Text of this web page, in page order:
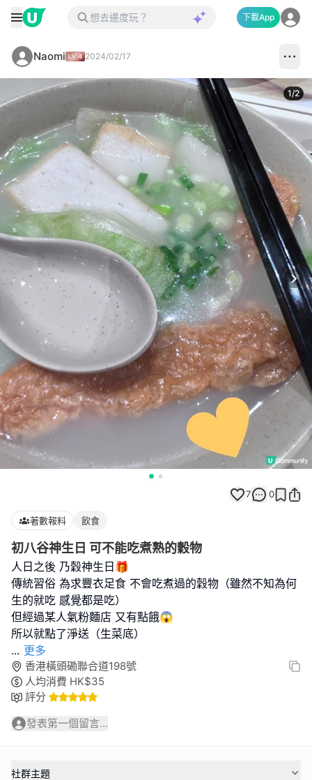
下載App
Naomi 2024/02/17
1/2
7 0
著數報料 飲食
初八谷神生日 可不能吃煮熟的穀物
人日之後 乃穀神生日🎁
傳統習俗 為求豐衣足食 不會吃煮過的穀物（雖然不知為何
生的就吃 感覺都是吃）
但經過某人氣粉麵店 又有點餓😱
... 更多
香港橫頭磡聯合道198號
人均消費 HK$35
評分
發表第一個留言...
社群主題